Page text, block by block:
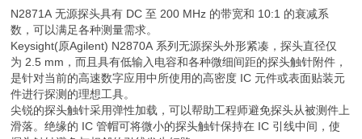
N2871A 无源探头具有 DC 至 200 MHz 的带宽和 10:1 的衰减系
数，可以满足各种测量需求。
Keysight(原Agilent) N2870A 系列无源探头外形紧凑，探头直径仅
为 2.5 mm，而且具有低输入电容和各种微细间距的探头触针附件，
是针对当前的高速数字应用中所使用的高密度 IC 元件或表面贴装元
件进行探测的理想工具。
尖锐的探头触针采用弹性加载，可以帮助工程师避免探头从被测件上
滑落。绝缘的 IC 管帽可将微小的探头触针保持在 IC 引线中间，使